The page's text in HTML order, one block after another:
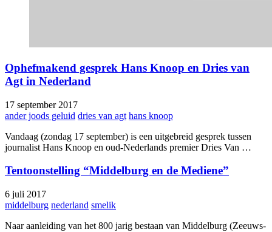
Ophefmakend gesprek Hans Knoop en Dries van
Agt in Nederland
17 september 2017
ander joods geluid dries van agt hans knoop
Vandaag (zondag 17 september) is een uitgebreid gesprek tussen
journalist Hans Knoop en oud-Nederlands premier Dries Van …
Tentoonstelling “Middelburg en de Mediene”
6 juli 2017
middelburg nederland smelik
Naar aanleiding van het 800 jarig bestaan van Middelburg (Zeeuws-